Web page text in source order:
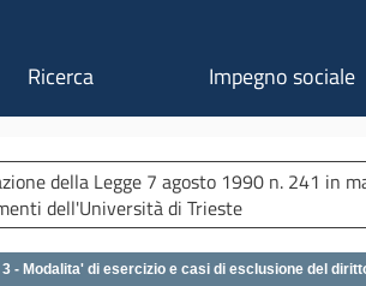
Ricerca Impegno sociale
della Legge 7 agosto 1990 n. 241 in
dell'Università di Trieste
3 - Modalita' di esercizio e casi di esclusione del